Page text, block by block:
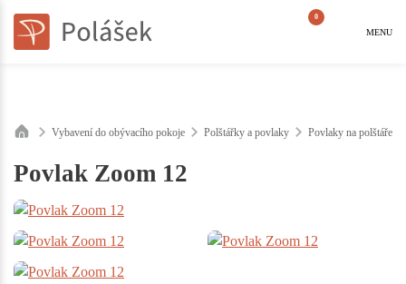
0
MENU
Vybavení do obývacího pokoje Polštářky a povlaky Povlaky na polštáře
Povlak Zoom 12